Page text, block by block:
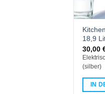
18,9
30,00
(silber)
IN